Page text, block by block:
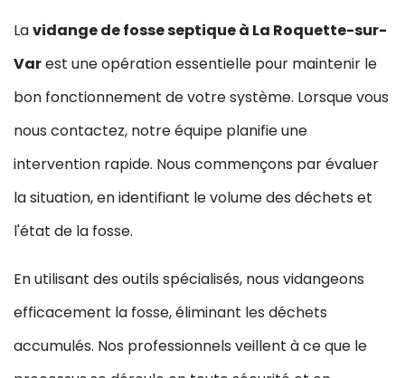
Lavidange de fosse septique à La Roquette-sur-
Varest une opération essentielle pour maintenir le
bon fonctionnement de votre système. Lorsque vous
nous contactez, notre équipe planifie une
intervention rapide. Nous commençons par évaluer
la situation, en identifiant le volume des déchets et
l'état de la fosse.
En utilisant des outils spécialisés, nous vidangeons
efficacement la fosse, éliminant les déchets
accumulés. Nos professionnels veillent à ce que le